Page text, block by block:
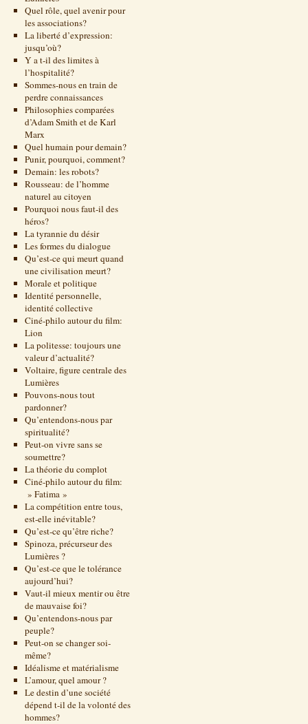
Quel rôle, quel avenir pour
les associations?
La liberté d’expression:
jusqu’où?
Y a t-il des limites à
l’hospitalité?
Sommes-nous en train de
perdre connaissances
Philosophies comparées
d’Adam Smith et de Karl
Marx
Quel humain pour demain?
Punir, pourquoi, comment?
Demain: les robots?
Rousseau: de l’homme
naturel au citoyen
Pourquoi nous faut-il des
héros?
La tyrannie du désir
Les formes du dialogue
Qu’est-ce qui meurt quand
une civilisation meurt?
Morale et politique
Identité personnelle,
identité collective
Ciné-philo autour du film:
Lion
La politesse: toujours une
valeur d’actualité?
Voltaire, figure centrale des
Lumières
Pouvons-nous tout
pardonner?
Qu’entendons-nous par
spiritualité?
Peut-on vivre sans se
soumettre?
La théorie du complot
Ciné-philo autour du film:
» Fatima »
La compétition entre tous,
est-elle inévitable?
Qu’est-ce qu’être riche?
Spinoza, précurseur des
Lumières ?
Qu’est-ce que le tolérance
aujourd’hui?
Vaut-il mieux mentir ou être
de mauvaise foi?
Qu’entendons-nous par
peuple?
Peut-on se changer soi-
même?
Idéalisme et matérialisme
L’amour, quel amour ?
Le destin d’une société
dépend t-il de la volonté des
hommes?